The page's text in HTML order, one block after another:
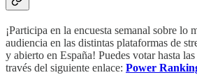
¡Participa en la encuesta semanal sobre lo
audiencia en las distintas plataformas de
y abierto en España! Puedes votar hasta
través del siguiente enlace: Power